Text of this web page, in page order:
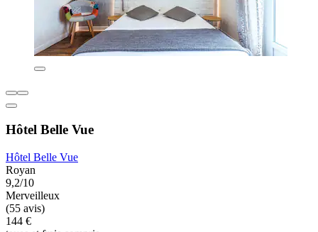
Hôtel Belle Vue
Hôtel Belle Vue
Royan
9,2/10
Merveilleux
(55 avis)
144 €